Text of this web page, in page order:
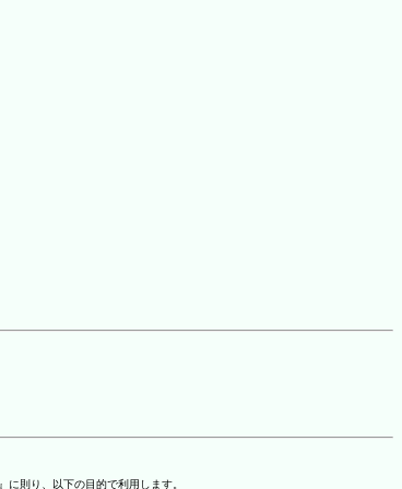
に則り、以下の目的で利用します。